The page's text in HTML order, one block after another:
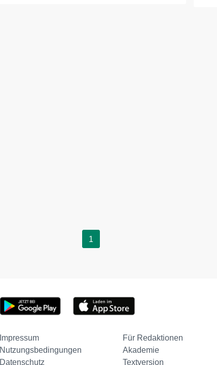
1
Impressum Für Redaktionen
Nutzungsbedingungen
Akademie
Datenschutz
Textversion